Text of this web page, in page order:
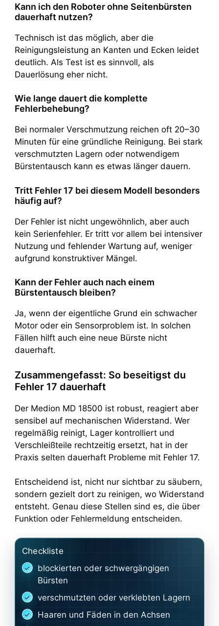
Kann ich den Roboter ohne Seitenbürsten
dauerhaft nutzen?
Technisch ist das möglich, aber die
Reinigungsleistung an Kanten und Ecken leidet
deutlich. Als Test ist es sinnvoll, als
Dauerlösung eher nicht.
Wie lange dauert die komplette
Fehlerbehebung?
Bei normaler Verschmutzung reichen oft 20–30
Minuten für eine gründliche Reinigung. Bei stark
verschmutzten Lagern oder notwendigem
Bürstentausch kann es etwas länger dauern.
Tritt Fehler 17 bei diesem Modell besonders
häufig auf?
Der Fehler ist nicht ungewöhnlich, aber auch
kein Serienfehler. Er tritt vor allem bei intensiver
Nutzung und fehlender Wartung auf, weniger
aufgrund konstruktiver Mängel.
Kann der Fehler auch nach einem
Bürstentausch bleiben?
Ja, wenn der eigentliche Grund ein schwacher
Motor oder ein Sensorproblem ist. In solchen
Fällen hilft auch eine neue Bürste nicht
dauerhaft.
Zusammengefasst: So beseitigst du
Fehler 17 dauerhaft
Der Medion MD 18500 ist robust, reagiert aber
sensibel auf mechanischen Widerstand. Wer
regelmäßig reinigt, Lager kontrolliert und
Verschleißteile rechtzeitig ersetzt, hat in der
Praxis selten dauerhaft Probleme mit Fehler 17.
Entscheidend ist, nicht nur sichtbar zu säubern,
sondern gezielt dort zu reinigen, wo Widerstand
entsteht. Genau diese Stellen sind es, die über
Funktion oder Fehlermeldung entscheiden.
Checkliste
blockierten oder schwergängigen
Bürsten
verschmutzten oder verklebten Lagern
Haaren und Fäden in den Achsen